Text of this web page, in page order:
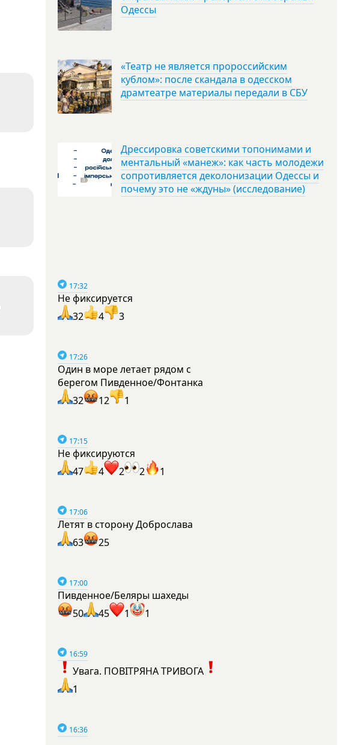
Одессы
«Театр не является пророссийским
кублом»: после скандала в одесском
драмтеатре материалы передали в СБУ
Дрессировка советскими топонимами и
ментальный «манеж»: как часть молодежи
сопротивляется деколонизации Одессы и
почему это не «ждуны» (исследование)
17:32
Не фиксируется
32
4 3
17:26
Один в море летает рядом с
берегом Пивденное/Фонтанка
32
12 1
17:15
Не фиксируются
47
4 2 2 1
17:06
Летят в сторону Доброслава
63
25
17:00
Пивденное/Беляры шахеды
50
45 1 1
16:59
Увага. ПОВІТРЯНА ТРИВОГА
1
16:36